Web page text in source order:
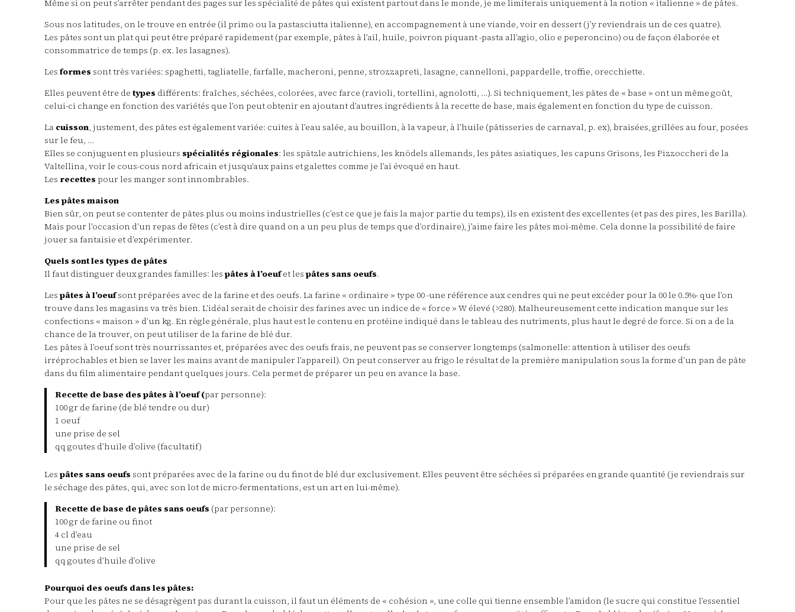
Même si on peut s’arrêter pendant des pages sur les spécialité de pâtes qui existent partout dans le monde, je me limiterais uniquement à la notion « italienne » de pâtes.
Sous nos latitudes, on le trouve en entrée (il primo ou la pastasciutta italienne), en accompagnement à une viande, voir en dessert (j’y reviendrais un de ces quatre).
Les pâtes sont un plat qui peut être préparé rapidement (par exemple, pâtes à l’ail, huile, poivron piquant -pasta all’agio, olio e peperoncino) ou de façon élaborée et
consommatrice de temps (p. ex. les lasagnes).
Lesformes sont très variées: spaghetti, tagliatelle, farfalle, macheroni, penne, strozzapreti, lasagne, cannelloni, pappardelle, troffie, orecchiette.
Elles peuvent être detypes différents: fraîches, séchées, colorées, avec farce (ravioli, tortellini, agnolotti, …). Si techniquement, les pâtes de « base » ont un même goût,
celui-ci change en fonction des variétés que l’on peut obtenir en ajoutant d’autres ingrédients à la recette de base, mais également en fonction du type de cuisson.
La cuisson, justement, des pâtes est également variée: cuites à l’eau salée, au bouillon, à la vapeur, à l’huile (pâtisseries de carnaval, p. ex), braisées, grillées au four, posées
sur le feu, …
Elles se conjuguent en plusieurs spécialités régionales: les spätzle autrichiens, les knödels allemands, les pâtes asiatiques, les capuns Grisons, les Pizzoccheri de la
Valtellina, voir le cous-cous nord africain et jusqu’aux pains et galettes comme je l’ai évoqué en haut.
Les recettes pour les manger sont innombrables.
Les pâtes maison
Bien sûr, on peut se contenter de pâtes plus ou moins industrielles (c’est ce que je fais la major partie du temps), ils en existent des excellentes (et pas des pires, les Barilla).
Mais pour l’occasion d’un repas de fêtes (c’est à dire quand on a un peu plus de temps que d’ordinaire), j’aime faire les pâtes moi-même. Cela donne la possibilité de faire
jouer sa fantaisie et d’expérimenter.
Quels sont les types de pâtes
Il faut distinguer deux grandes familles: lespâtes à l’oeufet lespâtes sans oeufs.
Lespâtes à l’oeufsont préparées avec de la farine et des oeufs. La farine « ordinaire » type 00 -une référence aux cendres qui ne peut excéder pour la 00 le 0.5%- que l’on
trouve dans les magasins va très bien. L’idéal serait de choisir des farines avec un indice de « force » W élevé (>280). Malheureusement cette indication manque sur les
confections « maison » d’un kg. En règle générale, plus haut est le contenu en protéine indiqué dans le tableau des nutriments, plus haut le degré de force. Si on a de la
chance de la trouver, on peut utiliser de la farine de blé dur.
Les pâtes à l’oeuf sont très nourrissantes et, préparées avec des oeufs frais, ne peuvent pas se conserver longtemps (salmonelle: attention à utiliser des oeufs
irréprochables et bien se laver les mains avant de manipuler l’appareil). On peut conserver au frigo le résultat de la première manipulation sous la forme d’un pan de pâte
dans du film alimentaire pendant quelques jours. Cela permet de préparer un peu en avance la base.
Recette de base des pâtes à l’oeuf (par personne):
100 gr de farine (de blé tendre ou dur)
1 oeuf
une prise de sel
qq goutes d’huile d’olive (facultatif)
Lespâtes sans oeufs sont préparées avec de la farine ou du finot de blé dur exclusivement. Elles peuvent être séchées si préparées en grande quantité (je reviendrais sur
le séchage des pâtes, qui, avec son lot de micro-fermentations, est un art en lui-même).
Recette de base de pâtes sans oeufs (par personne):
100 gr de farine ou finot
4 cl d’eau
une prise de sel
qq goutes d’huile d’olive
Pourquoi des oeufs dans les pâtes:
Pour que les pâtes ne se désagrègent pas durant la cuisson, il faut un éléments de « cohésion », une colle qui tienne ensemble l’amidon (le sucre qui constitue l’essentiel